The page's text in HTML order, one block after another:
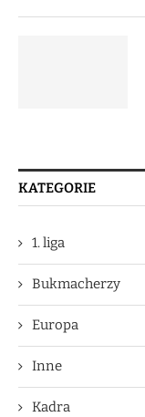
KATEGORIE
1. liga
Bukmacherzy
Europa
Inne
Kadra